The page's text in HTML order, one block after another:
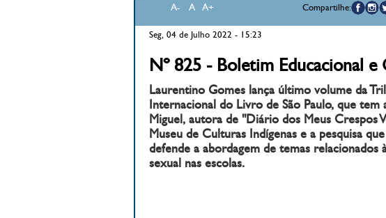
A- A A+ Compartilhe:
Seg, 04 de Julho 2022 - 15:23
Nº 825 - Boletim Educacional e
Laurentino Gomes lança último volume da
Internacional do Livro de São Paulo, que
Miguel, autora de "Diário dos Meus Crespos
Museu de Culturas Indígenas e a pesquisa
defende a abordagem de temas relacionados
sexual nas escolas.